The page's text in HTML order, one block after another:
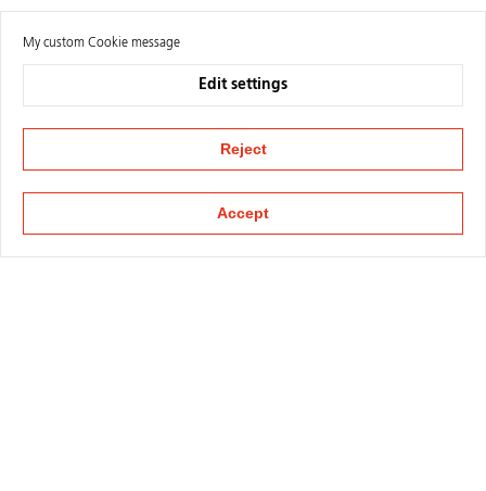
My custom Cookie message
Edit settings
Reject
Accept